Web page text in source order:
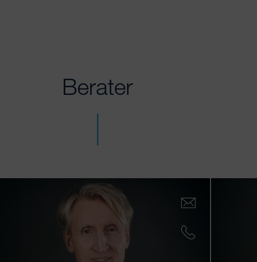
Berater